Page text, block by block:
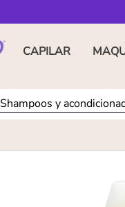
CAPILAR
Shampoos y